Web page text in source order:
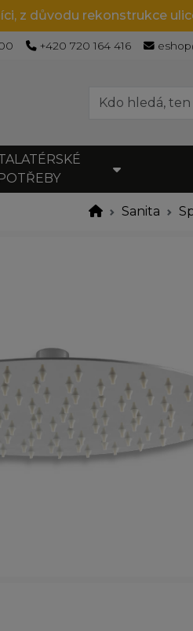
z důvodu rekonstrukce
+420 720 164 416
Sanita